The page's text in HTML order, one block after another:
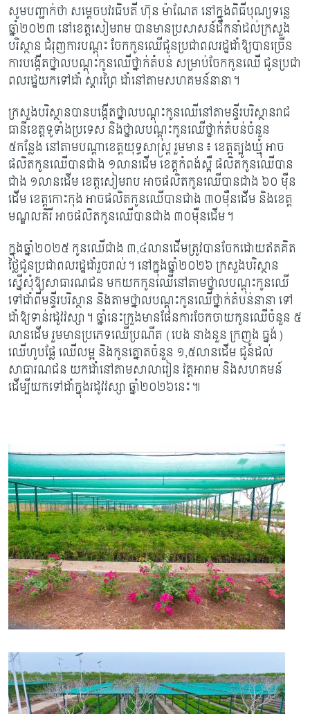
សូមបញ្ជាក់ថា សម្តេចបវរធិបតី ហ៊ុន ម៉ាណែត នៅក្នុងពិធីបុណ្យទន្លេ
ឆ្នាំ២០២៣ នៅខេត្តសៀមរាម បានមានប្រសាសន៍ដឹកនាំដល់ក្រសួង
បរិស្ថាន ជំរុញការបណ្តុះ ចែកកូនឈើជូនប្រជាពលរដ្ឋដាំឱ្យបានច្រើន
ការបង្កើតថ្នាលបណ្តុះកូនឈើថ្នាក់តំបន់ សម្រាប់ចែកកូនឈើ ជូនប្រជា
ពលរដ្ឋយកទៅដាំ ស្តារព្រៃ ដាំនៅតាមសហគមន៍នានា។
ក្រសួងបរិស្ថានបានបង្កើតថ្នាលបណ្តុះកូនឈើនៅតាមន្ទីរបរិស្ថានរាជ
ធានីខេត្តទូទាំងប្រទេស និងថ្នាលបណ្តុះកូនឈើថ្នាក់តំបន់ចំនួន
៥កន្លែង នៅតាមបណ្តាខេត្តយុទ្ធសាស្ត្រ រួមមាន៖ ខេត្តត្បូងឃ្មុំ អាច
ផលិតកូនឈើបានជាង ១លានដើម ខេត្តកំពង់ស្ពឺ ផលិតកូនឈើបាន
ជាង ១លានដើម ខេត្តសៀមរាប អាចផលិតកូនឈើបានជាង ៦០ ម៉ឺន
ដើម ខេត្តកោះកុង អាចផលិតកូនឈើបានជាង ៣០ម៉ឺនដើម និងខេត្ត
មណ្ឌលគិរី អាចផលិតកូនឈើបានជាង ៣០ម៉ឺនដើម។
ក្នុងឆ្នាំ២០២៥ កូនឈើជាង ៣,៤លានដើមត្រូវបានចែកដោយឥតគិត
ថ្លៃជូនប្រជាពលរដ្ឋដាំរួចរាល់។ នៅក្នុងឆ្នាំ២០២៦ ក្រសួងបរិស្ថាន
ស្នើសុំឱ្យសាធារណជន មកយកកូនឈើនៅតាមថ្នាលបណ្តុះកូនឈើ
ទៅដាំពីមន្ទីរបរិស្ថាន និងតាមថ្នាលបណ្តុះកូនឈើថ្នាក់តំបន់នានា ទៅ
ដាំឱ្យទាន់រដូវវស្សា។ ឆ្នាំនេះក្រួងមានផែនការចែកចាយកូនឈើចំនួន ៥
លានដើម រួមមានប្រភេទឈើប្រណីត (បេង នាងនួន ក្រញូង ធ្នង់)
ឈើហូបផ្លែ ឈើលម្អ និងកូនត្នោតចំនួន ១,៥លានដើម ជូនដល់
សាធារណជន យកដាំនៅតាមសាលារៀន វត្តអារាម និងសហគមន៍
ដើម្បីយកទៅដាំក្នុងរដូវវស្សា ឆ្នាំ២០២៦នេះ៕